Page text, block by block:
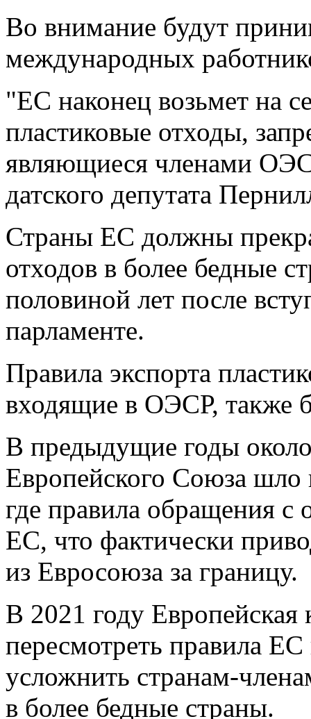
Во внимание будут
международных
"ЕС наконец возьмет на
пластиковые отходы,
являющиеся членами
датского депутата
Страны ЕС должны
отходов в более бедные
половиной лет после
парламенте.
Правила экспорта
входящие в ОЭСР, также
В предыдущие годы
Европейского Союза
где правила обращения с
ЕС, что фактически
из Евросоюза за границу.
В 2021 году Европейская
пересмотреть правила
усложнить странам-
в более бедные страны.